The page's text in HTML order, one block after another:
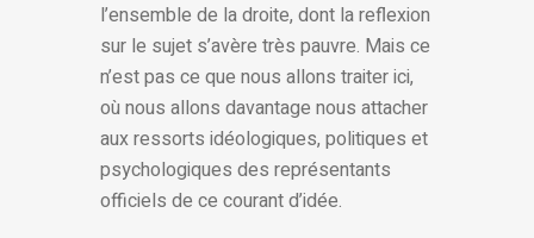
l’ensemble de la droite, dont la reflexion
sur le sujet s’avère très pauvre. Mais ce
n’est pas ce que nous allons traiter ici,
où nous allons davantage nous attacher
aux ressorts idéologiques, politiques et
psychologiques des représentants
officiels de ce courant d’idée.